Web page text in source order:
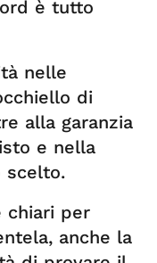
è tutto
nelle
di
alla garanzia
e nella
scelto.
chiari per
anche la